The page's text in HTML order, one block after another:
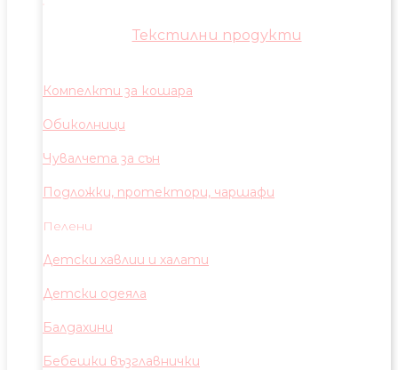
Текстилни продукти
Компелкти за кошара
Обиколници
Чувалчета за сън
Подложки, протектори, чаршафи
Пелени
Детски хавлии и халати
Детски одеяла
Балдахини
Бебешки възглавнички